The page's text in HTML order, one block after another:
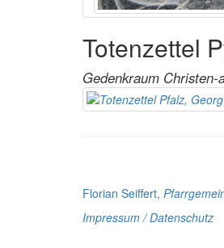
Totenzettel
Gedenkraum Christen-
Florian Seiffert,
Impressum / Datenschutz